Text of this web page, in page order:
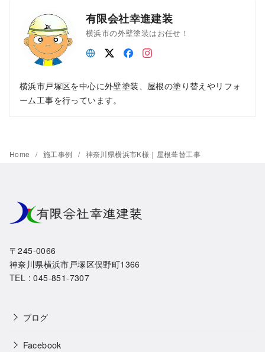
有限会社幸進建装
横浜市の外壁塗装はお任せ！
横浜市戸塚区を中心に外壁塗装、屋根の塗り替えやリフォ
ーム工事を行っています。
Home 施工事例 神奈川県横浜市K様｜屋根葺替工事
〒245-0066
神奈川県横浜市戸塚区俣野町1366
TEL : 045-851-7307
ブログ
Facebook